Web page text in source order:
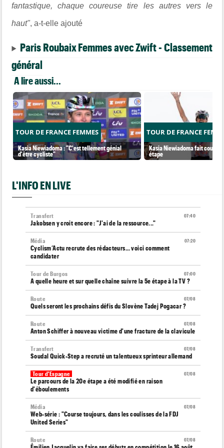
fantastique, chaque coureuse tire les autres vers le
haut", a-t-elle ajouté
Paris Roubaix Femmes avec Zwift - Classement
général
A lire aussi...
TOUR DE FRANCE FEMMES
Kasia Niewiadoma : "C'est tellement génial
d'être cycliste"
TOUR DE FRANCE
Kasia Niewiadoma fait coup
étape
L'INFO EN LIVE
07:40
Transfert
Jakobsen y croit encore : "J'ai de la ressource..."
07:20
Média
Cyclism’Actu recrute des rédacteurs… voici comment
candidater
07:00
Tour de Burgos
A quelle heure et sur quelle chaîne suivre la 5e étape à la TV ?
07/08
Route
Quels seront les prochains défis du Slovène Tadej Pogacar ?
07/08
Route
Anton Schiffer à nouveau victime d'une fracture de la clavicule
07/08
Transfert
Soudal Quick-Step a recruté un talentueux sprinteur allemand
07/08
Tour d'Espagne
Le parcours de la 20e étape a été modifié en raison
d'éboulements
07/08
Média
Web-série : "Course toujours, dans les coulisses de la FDJ
United Series"
07/08
Route